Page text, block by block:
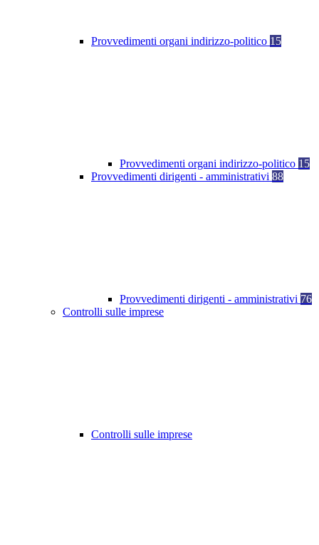
Provvedimenti organi indirizzo-politico 15
Provvedimenti organi indirizzo-politico 15
Provvedimenti dirigenti - amministrativi 88
Provvedimenti dirigenti - amministrativi 76
Controlli sulle imprese
Controlli sulle imprese